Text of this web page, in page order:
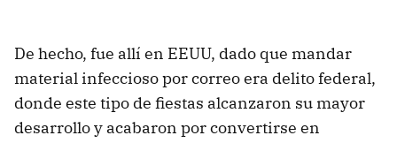
De hecho, fue allí en EEUU, dado que mandar
material infeccioso por correo era delito federal,
donde este tipo de fiestas alcanzaron su mayor
desarrollo y acabaron por convertirse en